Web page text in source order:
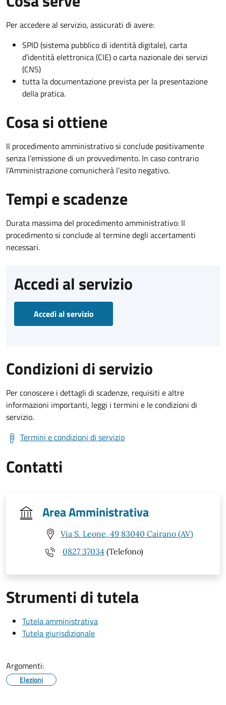
Per accedere al servizio, assicurati di avere:
SPID (sistema pubblico di identità digitale), carta
d’identità elettronica (CIE) o carta nazionale dei servizi
(CNS)
tutta la documentazione prevista per la presentazione
della pratica.
Cosa si ottiene
Il procedimento amministrativo si conclude positivamente
senza l’emissione di un provvedimento. In caso contrario
l’Amministrazione comunicherà l’esito negativo.
Tempi e scadenze
Durata massima del procedimento amministrativo: Il
procedimento si conclude al termine degli accertamenti
necessari.
Accedi al servizio
Accedi al servizio
Condizioni di servizio
Per conoscere i dettagli di scadenze, requisiti e altre
informazioni importanti, leggi i termini e le condizioni di
servizio.
Termini e condizioni di servizio
Contatti
Area Amministrativa
Via S. Leone, 49 83040 Cairano (AV)
0827 37034 (Telefono)
Strumenti di tutela
Tutela amministrativa
Tutela giurisdizionale
Argomenti:
Elezioni